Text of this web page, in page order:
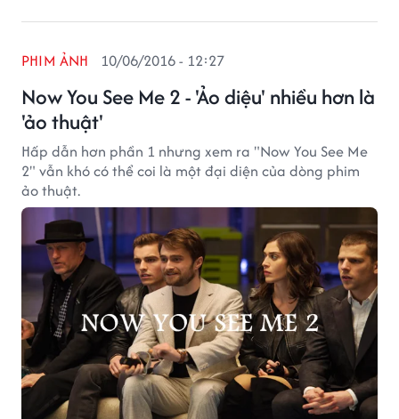
Now You See Me 2 - 'Ảo diệu' nhiều hơn là
'ảo thuật'
PHIM ẢNH 10/06/2016 - 12:27
Hấp dẫn hơn phần 1 nhưng xem ra "Now You See Me
2" vẫn khó có thể coi là một đại diện của dòng phim
ảo thuật.